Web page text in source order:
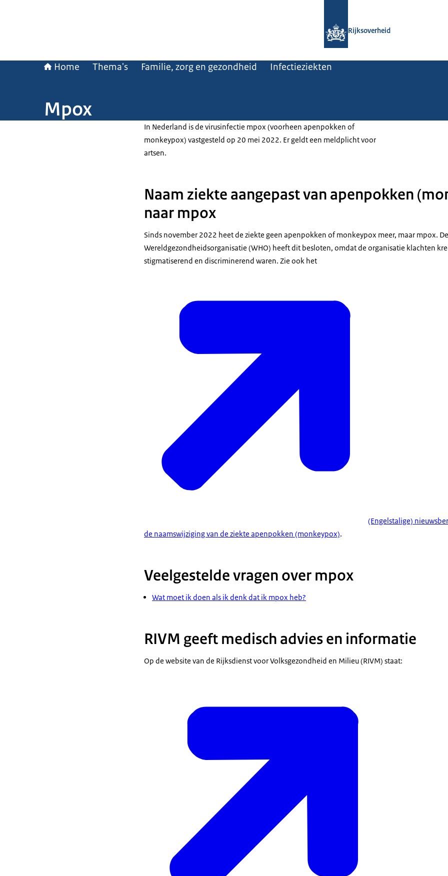
Rijksoverheid
Home Thema's Familie, zorg en gezondheid Infectieziekten
Mpox
In Nederland is de virusinfectie mpox (voorheen apenpokken of
monkeypox) vastgesteld op 20 mei 2022. Er geldt een meldplicht voor
artsen.
Naam ziekte aangepast van apenpokken
naar mpox
Sinds november 2022 heet de ziekte geen apenpokken of monkeypox meer, maar mpox. De
Wereldgezondheidsorganisatie (WHO) heeft dit besloten, omdat de organisatie klachten
stigmatiserend en discriminerend waren. Zie ook het
(Engelstalige)
de naamswijziging van de ziekte apenpokken (monkeypox).
Veelgestelde vragen over mpox
Wat moet ik doen als ik denk dat ik mpox heb?
RIVM geeft medisch advies en informatie
Op de website van de Rijksdienst voor Volksgezondheid en Milieu (RIVM) staat: